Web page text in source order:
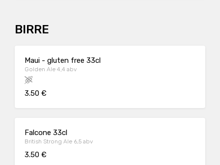
BIRRE
Maui - gluten free 33cl
Golden Ale 4,4 abv
3.50 €
Falcone 33cl
British Strong Ale 6,5 abv
3.50 €